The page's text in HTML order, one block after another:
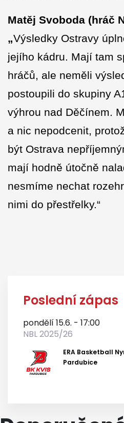
Matěj Svoboda (hráč
„Výsledky Ostravy
jejího kádru. Mají tam
hráčů, ale neměli
postoupili do skupiny
výhrou nad Děčínem.
a nic nepodcenit,
být Ostrava
mají hodně útočně
nesmíme nechat
nimi do přestřelky.“
Poslední zápas
pondělí 15.6. - 17:00
NBL 2025/26
ERA Basketball
Pardubice